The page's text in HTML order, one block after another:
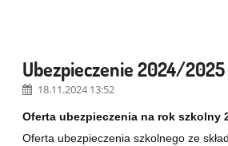
Ubezpieczenie 2024/2025
18.11.2024 13:52
Oferta ubezpieczenia na rok szkolny
Oferta ubezpieczenia szkolnego ze